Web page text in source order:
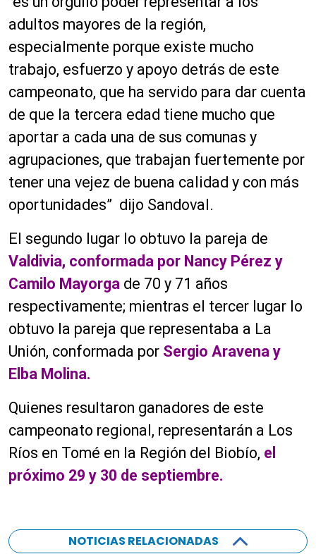
adultos mayores de la región,
especialmente porque existe mucho
trabajo, esfuerzo y apoyo detrás de este
campeonato, que ha servido para dar cuenta
de que la tercera edad tiene mucho que
aportar a cada una de sus comunas y
agrupaciones, que trabajan fuertemente por
tener una vejez de buena calidad y con más
oportunidades” dijo Sandoval.
El segundo lugar lo obtuvo la pareja de
Valdivia, conformada por Nancy Pérez y
Camilo Mayorga de 70 y 71 años
respectivamente; mientras el tercer lugar lo
obtuvo la pareja que representaba a La
Unión, conformada por Sergio Aravena y
Elba Molina.
Quienes resultaron ganadores de este
campeonato regional, representarán a Los
Ríos en Tomé en la Región del Biobío, el
próximo 29 y 30 de septiembre.
NOTICIAS RELACIONADAS